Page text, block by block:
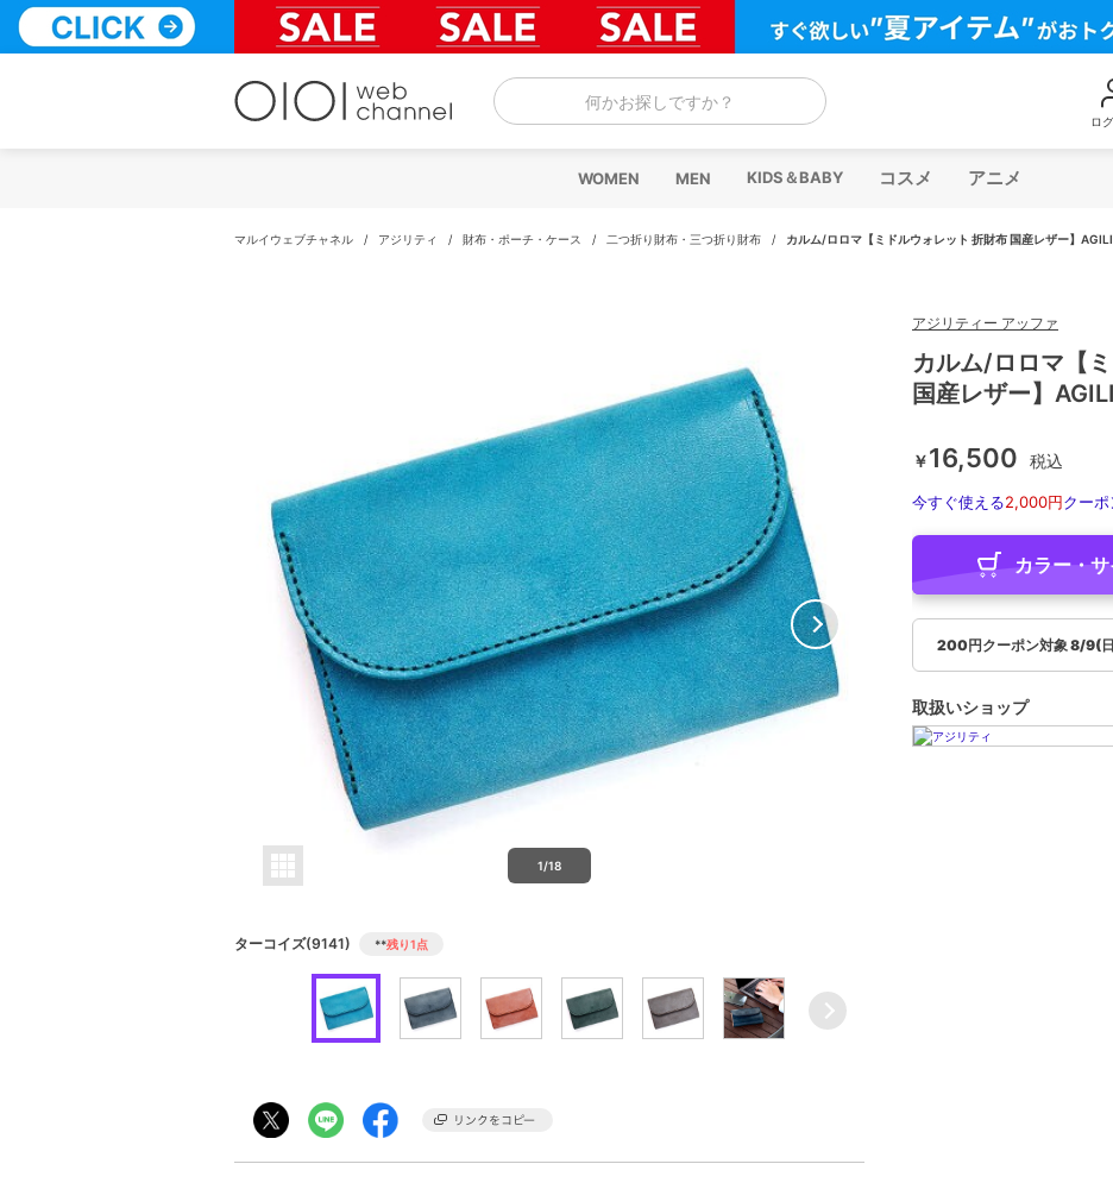
テ
何かお探しですか？
ロ
WOMEN MEN KIDS＆BABY コスメ アニメ
マルイウェブチャネル / アジリティ / 財布・ポーチ・ケース / 二つ折り財布・三つ折り財布 / カルム/ロロマ【ミドルウォレット 折財布 国産レザー】
1/18
ターコイズ(9141) **残り1点
アジリティー アッファ
カルム/ロロマ【
国産レザー】
￥16,500 税込
今すぐ使える2,000円クー
カラー・
200円クーポン対象 8/9(
取扱いショップ